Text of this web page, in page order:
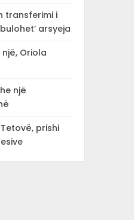
transferimi i
arsyeja
Oriola
një
prishi